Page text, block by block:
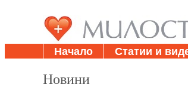
Начало Статии и
Новини